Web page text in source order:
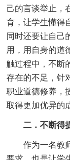
己的言谈举止，
育，让学生懂得
同时还要让自己
用，用自身的道
触过程中，不断
存在的不足，针
职业道德修养，
取得更加优异的
二．不断得
作为一名教